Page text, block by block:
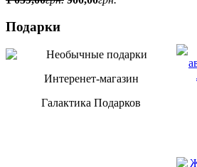
Подарки
Интеренет-магазин
Галактика Подарков